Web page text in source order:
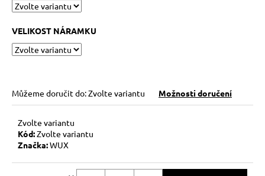
VELIKOST NÁRAMKU
Můžeme doručit do:Zvolte variantu Možnosti doručení
Zvolte variantu
Kód:Zvolte variantu
Značka:WUX
119
Původně:
Kč